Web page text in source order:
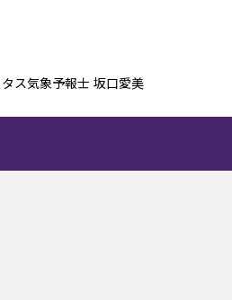
タス気象予報士 坂口愛美